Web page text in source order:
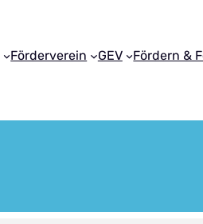
Förderverein GEV Fördern &